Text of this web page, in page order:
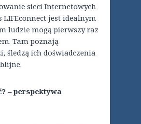
sieci Internetowych
jest idealnym
ludzie mogą pierwszy raz
Tam poznają
śledzą ich doświadczenia
– perspektywa